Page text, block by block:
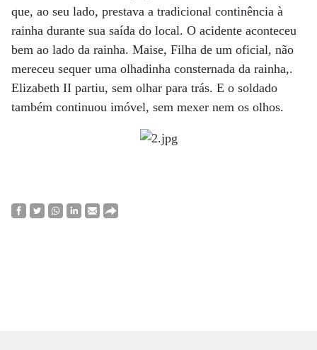
que, ao seu lado, prestava a tradicional continência à
rainha durante sua saída do local. O acidente aconteceu
bem ao lado da rainha. Maise, Filha de um oficial, não
mereceu sequer uma olhadinha consternada da rainha,.
Elizabeth II partiu, sem olhar para trás. E o soldado
também continuou imóvel, sem mexer nem os olhos.